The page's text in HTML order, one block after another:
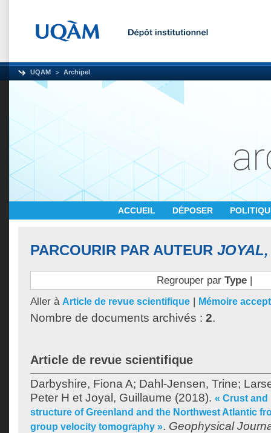
UQAM Archipel
ACCUEIL DÉPOSER
PARCOURIR PAR AUTEUR
Regrouper par Type|
Aller à Article de revue scientifique | Mémoire
Nombre de documents archivés : 2.
Article de revue scientifique
Darbyshire, Fiona A; Dahl-Jensen, Trine;
Peter H et Joyal, Guillaume (2018). « Crust
structure of Greenland and the Northwest Atlantic
group velocity tomography ». Geophysical